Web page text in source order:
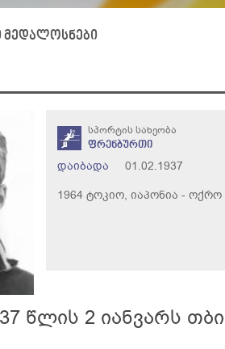
სპორტის სახეობა
ფრენბურთი
დაიბადა 01.02.1937
1964 ტოკიო, იაპონია - ოქრო
წლის 2 იანვარს